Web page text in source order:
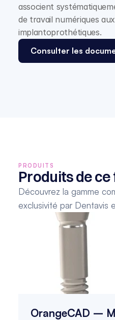
associent
de travail numériques
implantoprothétiques.
Consulter les
PRODUITS
Produits de
Découvrez la gamme
exclusivité par Dentavis
OrangeCAD –